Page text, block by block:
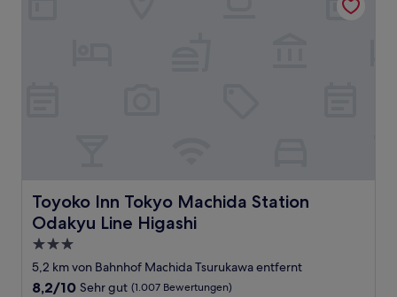
Toyoko Inn Tokyo Machida Station
Odakyu Line Higashi
Toyoko Inn Tokyo Machida Station Odakyu Line Higashi
3.0-
Sterne-
Unterkunft
5,2 km von Bahnhof Machida Tsurukawa entfernt
8.2
8,2/10 Sehr gut (1.007 Bewertungen)